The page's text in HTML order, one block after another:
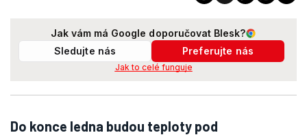
Jak vám má Google doporučovat Blesk?
Sledujte nás
Preferujte nás
Jak to celé funguje
Do konce ledna budou teploty pod